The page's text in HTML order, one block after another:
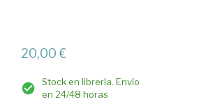
20,00 €
Stock en librería. Envío
en 24/48 horas